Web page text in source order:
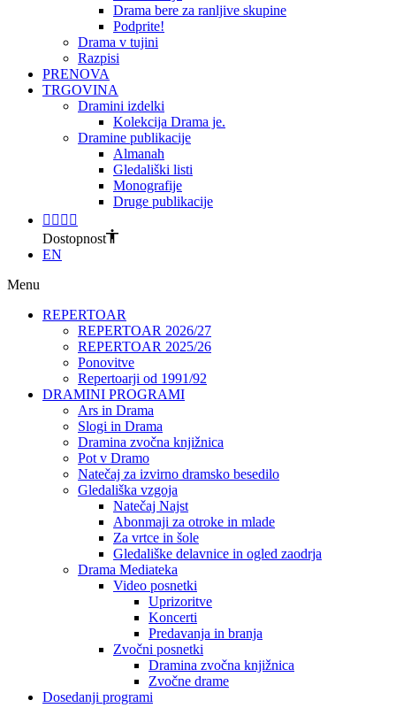
Drama bere za ranljive skupine
Podprite!
Drama v tujini
Razpisi
PRENOVA
TRGOVINA
Dramini izdelki
Kolekcija Drama je.
Dramine publikacije
Almanah
Gledališki listi
Monografije
Druge publikacije
Dostopnost
EN
Menu
REPERTOAR
REPERTOAR 2026/27
REPERTOAR 2025/26
Ponovitve
Repertoarji od 1991/92
DRAMINI PROGRAMI
Ars in Drama
Slogi in Drama
Dramina zvočna knjižnica
Pot v Dramo
Natečaj za izvirno dramsko besedilo
Gledališka vzgoja
Natečaj Najst
Abonmaji za otroke in mlade
Za vrtce in šole
Gledališke delavnice in ogled zaodrja
Drama Mediateka
Video posnetki
Uprizoritve
Koncerti
Predavanja in branja
Zvočni posnetki
Dramina zvočna knjižnica
Zvočne drame
Dosedanji programi